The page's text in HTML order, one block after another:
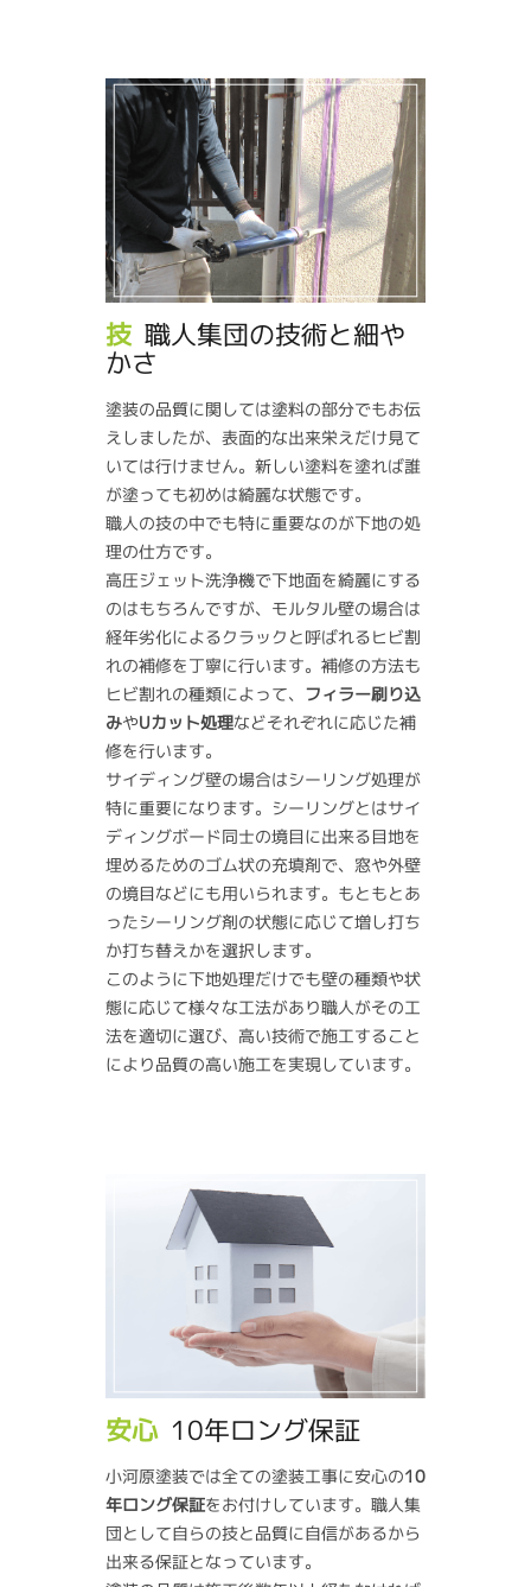
技 職人集団の技術と細や
かさ
塗装の品質に関しては塗料の部分でもお伝
えしましたが、表面的な出来栄えだけ見て
いては行けません。新しい塗料を塗れば誰
が塗っても初めは綺麗な状態です。
職人の技の中でも特に重要なのが下地の処
理の仕方です。
高圧ジェット洗浄機で下地面を綺麗にする
のはもちろんですが、モルタル壁の場合は
経年劣化によるクラックと呼ばれるヒビ割
れの補修を丁寧に行います。補修の方法も
ヒビ割れの種類によって、 フィラー刷り込
みやUカット処理などそれぞれに応じた補
修を行います。
サイディング壁の場合はシーリング処理が
特に重要になります。シーリングとはサイ
ディングボード同士の境目に出来る目地を
埋めるためのゴム状の充填剤で、窓や外壁
の境目などにも用いられます。もともとあ
ったシーリング剤の状態に応じて増し打ち
か打ち替えかを選択します。
このように下地処理だけでも壁の種類や状
態に応じて様々な工法があり職人がその工
法を適切に選び、高い技術で施工すること
により品質の高い施工を実現しています。
安心 10年ロング保証
小河原塗装では全ての塗装工事に安心の10
年ロング保証をお付けしています。職人集
団として自らの技と品質に自信があるから
出来る保証となっています。